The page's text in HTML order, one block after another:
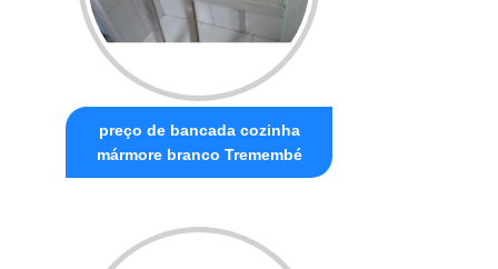
preço de bancada cozinha
mármore branco Tremembé